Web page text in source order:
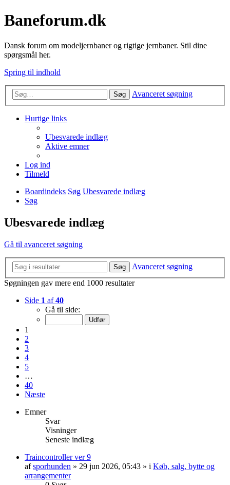
Baneforum.dk
Dansk forum om modeljernbaner og rigtige jernbaner. Stil dine
spørgsmål her.
Spring til indhold
Søg Avanceret søgning
Hurtige links
Ubesvarede indlæg
Aktive emner
Log ind
Tilmeld
Boardindeks Søg Ubesvarede indlæg
Søg
Ubesvarede indlæg
Gå til avanceret søgning
Søg
Avanceret søgning
Søgningen gav mere end 1000 resultater
Side 1 af40
Gå til side:
1
2
3
4
5
…
40
Næste
Emner
Svar
Visninger
Seneste indlæg
Traincontroller ver 9
afsporhunden » 29 jun 2026, 05:43 » i Køb, salg, bytte og
arrangementer